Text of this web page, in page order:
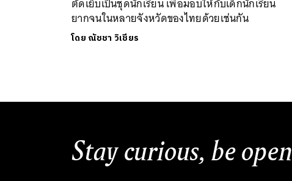
ยากจนในหลายจังหวัดของไทยด้วยเช่นกัน
โดย ณัชชา วิเชียร
Stay curious, be open